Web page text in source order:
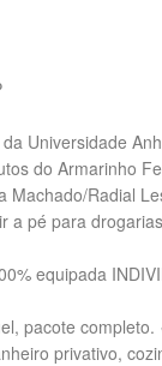
Universidade
do Armarinho
Machado/Radial
a pé para
equipada
pacote
privativo,